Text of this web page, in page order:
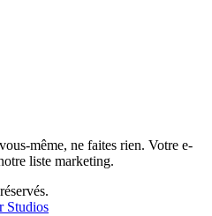
même, ne faites rien. Votre e-
liste marketing.
Studios